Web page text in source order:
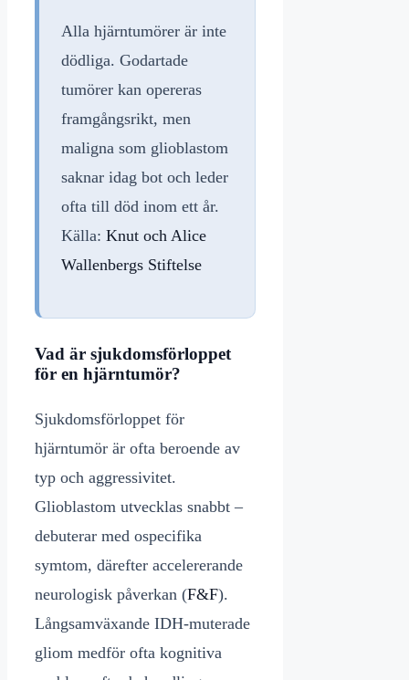
Alla hjärntumörer är inte
dödliga. Godartade
tumörer kan opereras
framgångsrikt, men
maligna som glioblastom
saknar idag bot och leder
ofta till död inom ett år.
Källa: Knut och Alice
Wallenbergs Stiftelse
Vad är sjukdomsförloppet
för en hjärntumör?
Sjukdomsförloppet för
hjärntumör är ofta beroende av
typ och aggressivitet.
Glioblastom utvecklas snabbt –
debuterar med ospecifika
symtom, därefter accelererande
neurologisk påverkan (F&F).
Långsamväxande IDH-muterade
gliom medför ofta kognitiva